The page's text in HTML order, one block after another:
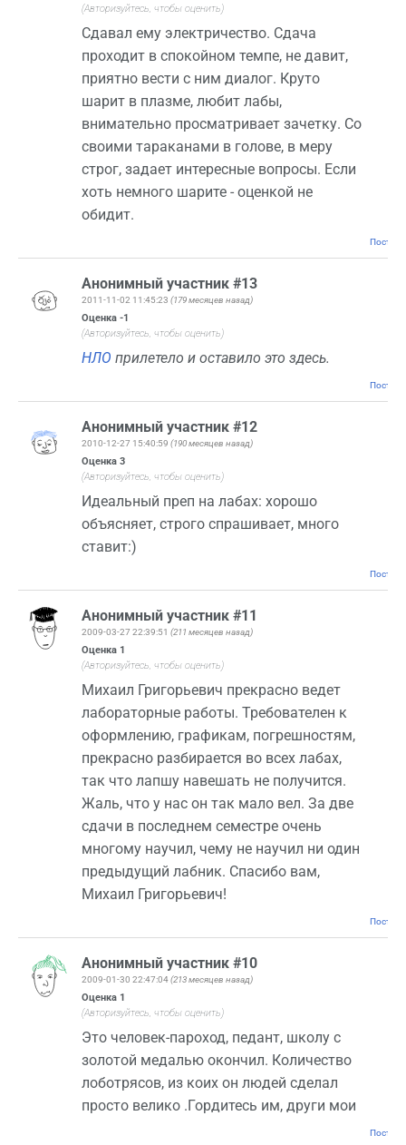
(Авторизуйтесь, чтобы оценить)
Сдавал ему электричество. Сдача
проходит в спокойном темпе, не давит,
приятно вести с ним диалог. Круто
шарит в плазме, любит лабы,
внимательно просматривает зачетку. Со
своими тараканами в голове, в меру
строг, задает интересные вопросы. Если
хоть немного шарите - оценкой не
обидит.
Анонимный участник #13
2011-11-02 11:45:23 (179 месяцев назад)
Оценка -1
(Авторизуйтесь, чтобы оценить)
НЛО прилетело и оставило это здесь.
Анонимный участник #12
2010-12-27 15:40:59 (190 месяцев назад)
Оценка 3
(Авторизуйтесь, чтобы оценить)
Идеальный преп на лабах: хорошо
объясняет, строго спрашивает, много
ставит:)
Анонимный участник #11
2009-03-27 22:39:51 (211 месяцев назад)
Оценка 1
(Авторизуйтесь, чтобы оценить)
Михаил Григорьевич прекрасно ведет
лабораторные работы. Требователен к
оформлению, графикам, погрешностям,
прекрасно разбирается во всех лабах,
так что лапшу навешать не получится.
Жаль, что у нас он так мало вел. За две
сдачи в последнем семестре очень
многому научил, чему не научил ни один
предыдущий лабник. Спасибо вам,
Михаил Григорьевич!
Анонимный участник #10
2009-01-30 22:47:04(213 месяцев назад)
Оценка 1
(Авторизуйтесь, чтобы оценить)
Это человек-пароход, педант, школу с
золотой медалью окончил. Количество
лоботрясов, из коих он людей сделал
просто велико .Гордитесь им, други мои